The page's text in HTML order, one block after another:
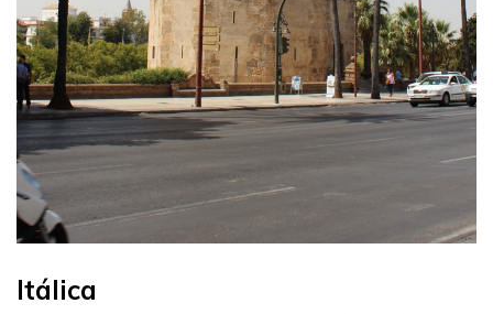
Itálica